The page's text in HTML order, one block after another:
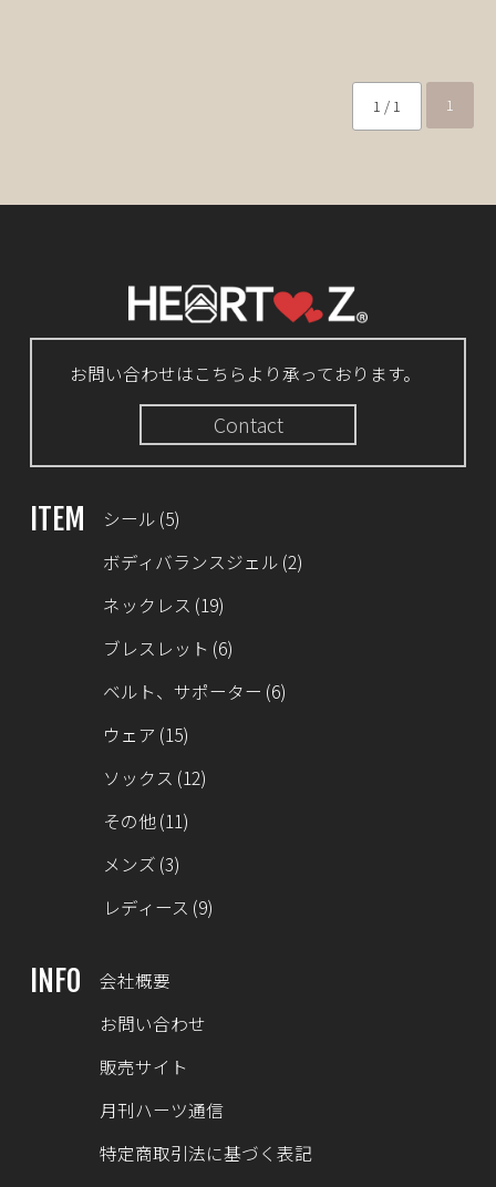
1 / 1 1
お問い合わせはこちらより承っております。
Contact
ITEM シール (5)
ボディバランスジェル (2)
ネックレス (19)
ブレスレット (6)
ベルト、サポーター (6)
ウェア (15)
ソックス (12)
その他(11)
メンズ (3)
レディース (9)
INFO
会社概要
お問い合わせ
販売サイト
月刊ハーツ通信
特定商取引法に基づく表記